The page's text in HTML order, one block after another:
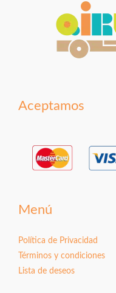
Aceptamos
Menú
Política de Privacidad
Términos y condiciones
Lista de deseos